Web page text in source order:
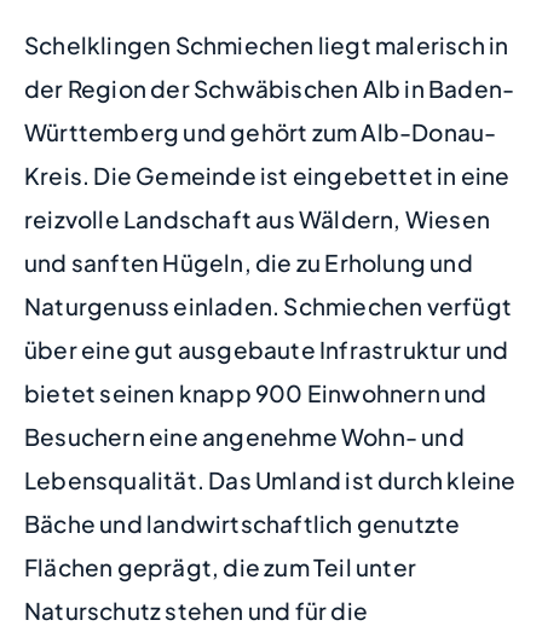
Schelklingen Schmiechen liegt malerisch in
der Region der Schwäbischen Alb in Baden-
Württemberg und gehört zum Alb-Donau-
Kreis. Die Gemeinde ist eingebettet in eine
reizvolle Landschaft aus Wäldern, Wiesen
und sanften Hügeln, die zu Erholung und
Naturgenuss einladen. Schmiechen verfügt
über eine gut ausgebaute Infrastruktur und
bietet seinen knapp 900 Einwohnern und
Besuchern eine angenehme Wohn- und
Lebensqualität. Das Umland ist durch kleine
Bäche und landwirtschaftlich genutzte
Flächen geprägt, die zum Teil unter
Naturschutz stehen und für die